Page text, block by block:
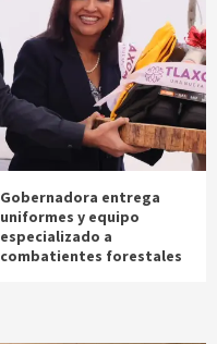
Gobernadora entrega
uniformes y equipo
especializado a
combatientes forestales